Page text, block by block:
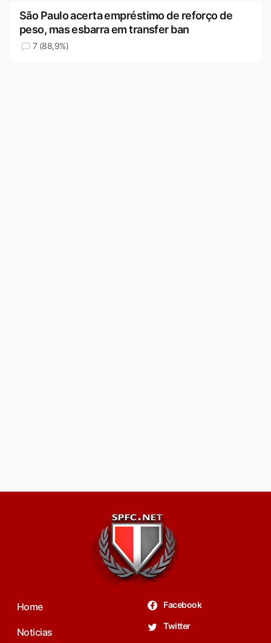
São Paulo acerta empréstimo de reforço de
peso, mas esbarra em transfer ban
7 (88,9%)
Home
Noticias
Facebook
Twitter